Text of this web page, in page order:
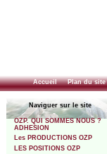
Accueil Plan du site
Naviguer sur le site
OZP. QUI SOMMES NOUS ?
ADHESION
Les PRODUCTIONS OZP
LES POSITIONS OZP